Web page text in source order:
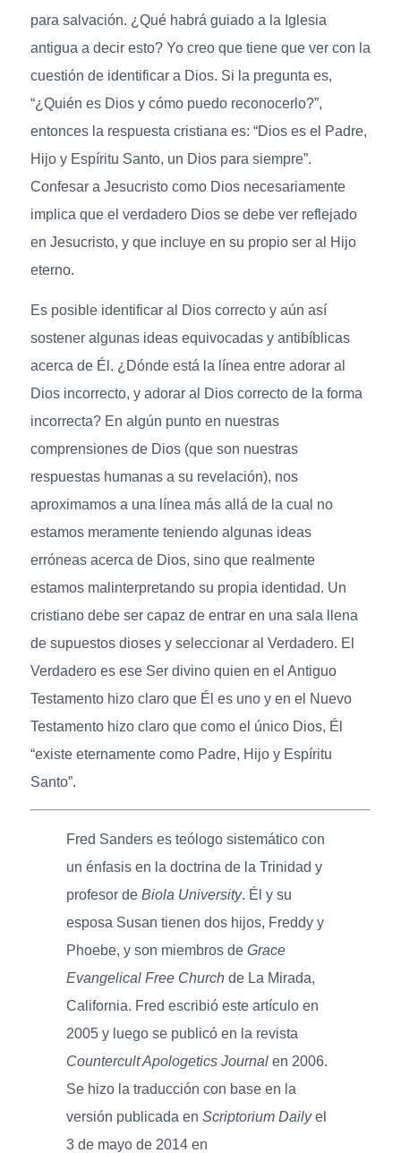
para salvación. ¿Qué habrá guiado a la Iglesia
antigua a decir esto? Yo creo que tiene que ver con la
cuestión de identificar a Dios. Si la pregunta es,
“¿Quién es Dios y cómo puedo reconocerlo?”,
entonces la respuesta cristiana es: “Dios es el Padre,
Hijo y Espíritu Santo, un Dios para siempre”.
Confesar a Jesucristo como Dios necesariamente
implica que el verdadero Dios se debe ver reflejado
en Jesucristo, y que incluye en su propio ser al Hijo
eterno.
Es posible identificar al Dios correcto y aún así
sostener algunas ideas equivocadas y antibíblicas
acerca de Él. ¿Dónde está la línea entre adorar al
Dios incorrecto, y adorar al Dios correcto de la forma
incorrecta? En algún punto en nuestras
comprensiones de Dios (que son nuestras
respuestas humanas a su revelación), nos
aproximamos a una línea más allá de la cual no
estamos meramente teniendo algunas ideas
erróneas acerca de Dios, sino que realmente
estamos malinterpretando su propia identidad. Un
cristiano debe ser capaz de entrar en una sala llena
de supuestos dioses y seleccionar al Verdadero. El
Verdadero es ese Ser divino quien en el Antiguo
Testamento hizo claro que Él es uno y en el Nuevo
Testamento hizo claro que como el único Dios, Él
“existe eternamente como Padre, Hijo y Espíritu
Santo”.
Fred Sanders es teólogo sistemático con
un énfasis en la doctrina de la Trinidad y
profesor de Biola University. Él y su
esposa Susan tienen dos hijos, Freddy y
Phoebe, y son miembros de Grace
Evangelical Free Churchde La Mirada,
California. Fred escribió este artículo en
2005 y luego se publicó en la revista
Countercult Apologetics Journalen 2006.
Se hizo la traducción con base en la
versión publicada en Scriptorium Dailyel
3 de mayo de 2014 en